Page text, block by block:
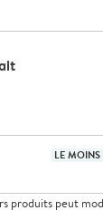
LE MOINS
produits peut